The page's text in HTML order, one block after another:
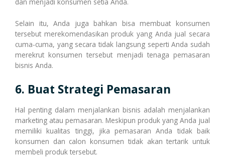
Selain itu, Anda juga bahkan bisa membuat konsumen
tersebut merekomendasikan produk yang Anda jual secara
cuma-cuma, yang secara tidak langsung seperti Anda sudah
merekrut konsumen tersebut menjadi tenaga pemasaran
bisnis Anda.
6. Buat Strategi Pemasaran
Hal penting dalam menjalankan bisnis adalah menjalankan
marketing atau pemasaran. Meskipun produk yang Anda jual
memiliki kualitas tinggi, jika pemasaran Anda tidak baik
konsumen dan calon konsumen tidak akan tertarik untuk
membeli produk tersebut.